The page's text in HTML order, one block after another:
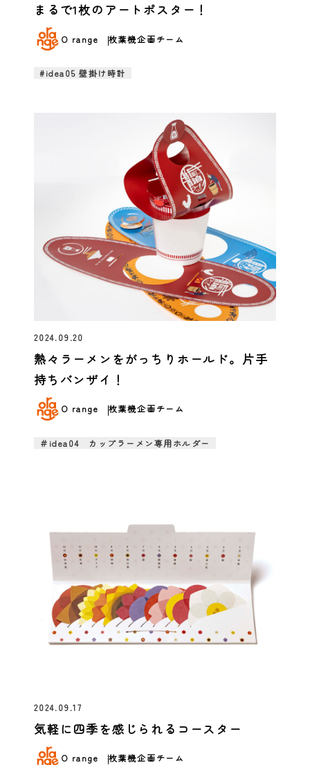
まるで1枚のアートポスター！
O range 枚葉機企画チーム
#idea05 壁掛け時計
2024.09.20
熱々ラーメンをがっちりホールド。片手
持ちバンザイ！
O range 枚葉機企画チーム
＃idea04 カップラーメン専用ホルダー
2024.09.17
気軽に四季を感じられるコースター
O range 枚葉機企画チーム